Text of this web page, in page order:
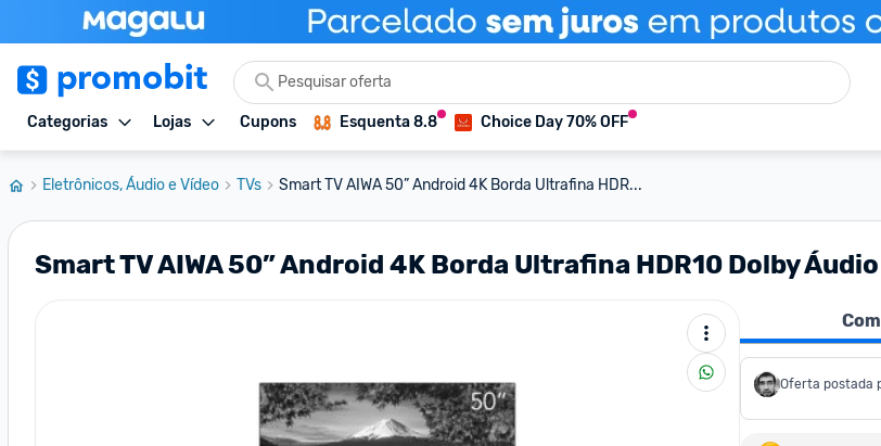
Categorias Lojas Cupons Esquenta 8.8 Choice Day 70% OFF
Eletrônicos, Áudio e Vídeo TVs Smart TV AIWA 50” Android 4K Borda Ultrafina HDR...
Smart TV AIWA 50” Android 4K Borda Ultrafina HDR10 Dolby
Oferta postada